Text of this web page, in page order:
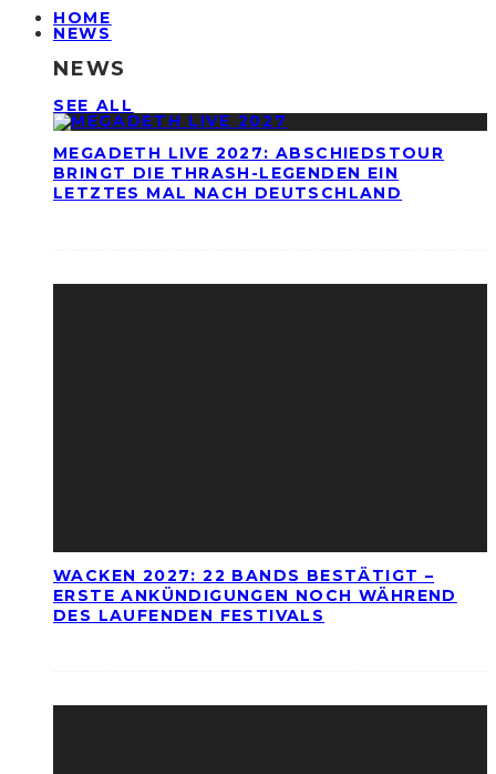
HOME
NEWS
NEWS
SEE ALL
MEGADETH LIVE 2027: ABSCHIEDSTOUR
BRINGT DIE THRASH-LEGENDEN EIN
LETZTES MAL NACH DEUTSCHLAND
WACKEN 2027: 22 BANDS BESTÄTIGT –
ERSTE ANKÜNDIGUNGEN NOCH WÄHREND
DES LAUFENDEN FESTIVALS